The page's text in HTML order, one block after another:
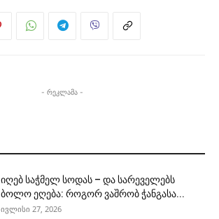
- რეკლამა -
იღებ საჭმელ სოდას – და სარეველებს
ბოლო ეღება: როგორ ვაშრობ ჭანგასა...
ივლისი 27, 2026